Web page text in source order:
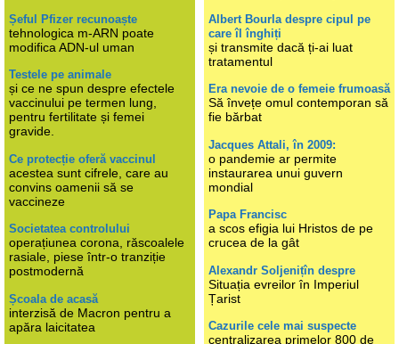
Șeful Pfizer recunoaște
tehnologica m-ARN poate
modifica ADN-ul uman
Testele pe animale
și ce ne spun despre efectele
vaccinului pe termen lung,
pentru fertilitate și femei
gravide.
Ce protecție oferă vaccinul
acestea sunt cifrele, care au
convins oamenii să se
vaccineze
Societatea controlului
operațiunea corona, răscoalele
rasiale, piese într-o tranziție
postmodernă
Școala de acasă
interzisă de Macron pentru a
apăra laicitatea
Albert Bourla despre cipul pe
care îl înghiți
și transmite dacă ți-ai luat
tratamentul
Era nevoie de o femeie frumoasă
Să învețe omul contemporan să
fie bărbat
Jacques Attali, în 2009:
o pandemie ar permite
instaurarea unui guvern
mondial
Papa Francisc
a scos efigia lui Hristos de pe
crucea de la gât
Alexandr Soljenițîn despre
Situația evreilor în Imperiul
Țarist
Cazurile cele mai suspecte
centralizarea primelor 800 de